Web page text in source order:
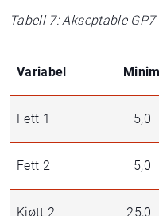
Tabell 7: Akseptable
Variabel
Fett 1 5,0
Fett 2 5,0
Kjøtt 2 25,0